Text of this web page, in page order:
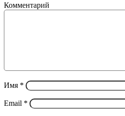
Комментарий
Имя *
Email *